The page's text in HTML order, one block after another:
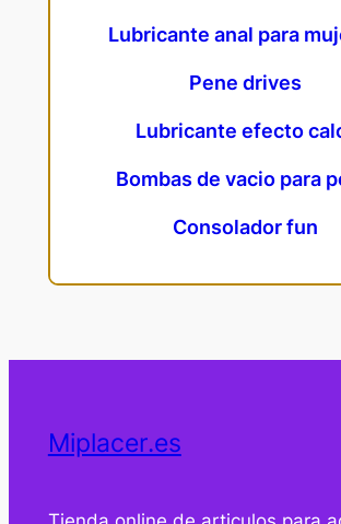
Lubricante anal para
Pene drives
Lubricante efecto
Bombas de vacio para
Consolador fun
Miplacer.es